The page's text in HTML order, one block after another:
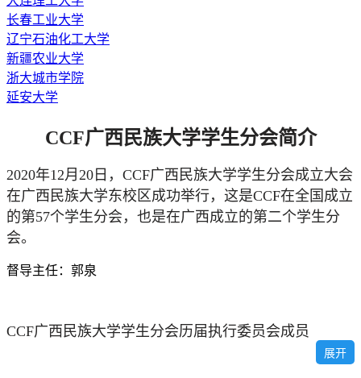
长春工业大学
辽宁石油化工大学
新疆农业大学
浙大城市学院
延安大学
CCF广西民族大学学生分会简介
2020年12月20日，CCF广西民族大学学生分会成立大会
在广西民族大学东校区成功举行，这是CCF在全国成立
的第57个学生分会，也是在广西成立的第二个学生分
会。
督导主任：郭泉
CCF广西民族大学学生分会历届执行委员会成员
展开